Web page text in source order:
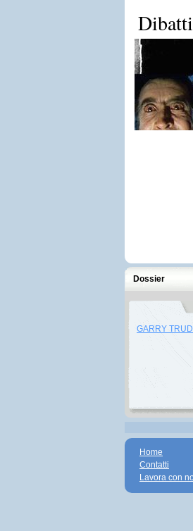
Dossier
GARRY
Home
Contatti
Lavora con